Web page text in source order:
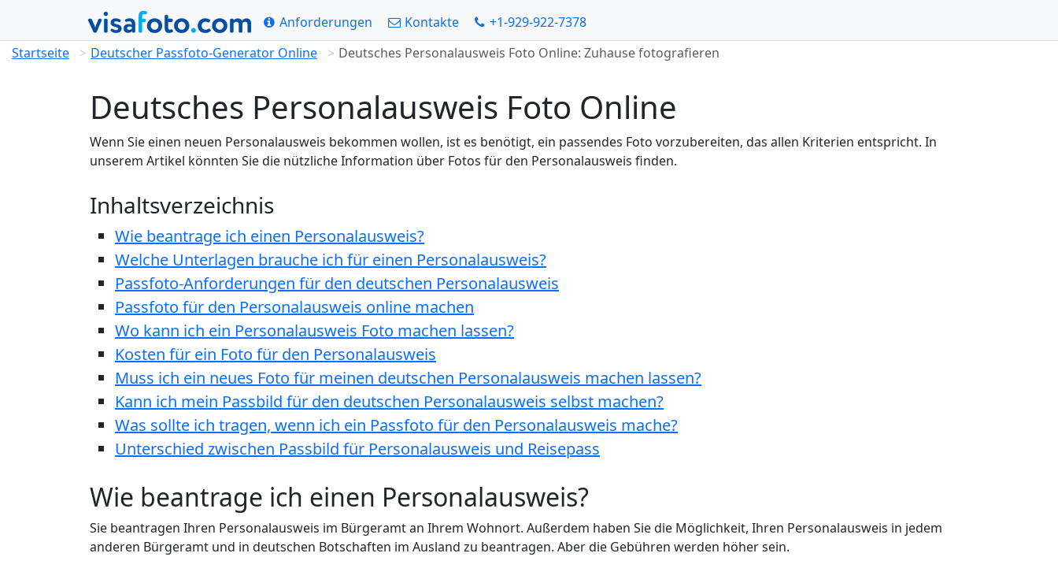
Anforderungen Kontakte
+1-929-922-7378
Startseite
Deutscher Passfoto-Generator Online Deutsches Personalausweis Foto Online: Zuhause fotografieren
Deutsches Personalausweis Foto Online
Wenn Sie einen neuen Personalausweis bekommen wollen, ist es benötigt, ein passendes Foto vorzubereiten, das allen Kriterien entspricht. In
unserem Artikel könnten Sie die nützliche Information über Fotos für den Personalausweis finden.
Inhaltsverzeichnis
Wie beantrage ich einen Personalausweis?
Welche Unterlagen brauche ich für einen Personalausweis?
Passfoto-Anforderungen für den deutschen Personalausweis
Passfoto für den Personalausweis online machen
Wo kann ich ein Personalausweis Foto machen lassen?
Kosten für ein Foto für den Personalausweis
Muss ich ein neues Foto für meinen deutschen Personalausweis machen lassen?
Kann ich mein Passbild für den deutschen Personalausweis selbst machen?
Was sollte ich tragen, wenn ich ein Passfoto für den Personalausweis mache?
Unterschied zwischen Passbild für Personalausweis und Reisepass
Wie beantrage ich einen Personalausweis?
Sie beantragen Ihren Personalausweis im Bürgeramt an Ihrem Wohnort. Außerdem haben Sie die Möglichkeit, Ihren Personalausweis in jedem
anderen Bürgeramt und in deutschen Botschaften im Ausland zu beantragen. Aber die Gebühren werden höher sein.